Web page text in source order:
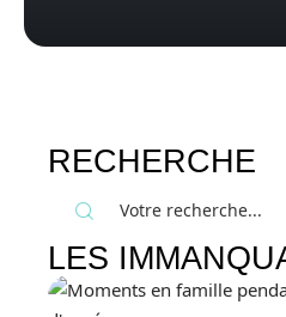
RECHERCHE
LES